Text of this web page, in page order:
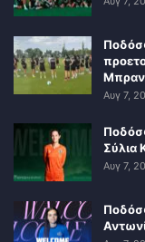
Μπραν
Αυγ 7,
Σύλια
Αυγ 7,